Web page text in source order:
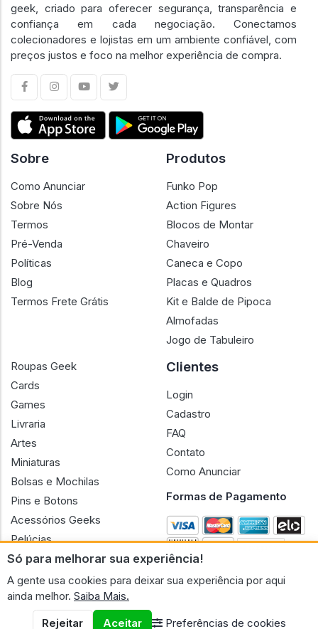
Só para melhorar sua experiência!
A gente usa cookies para deixar sua experiência por aqui
ainda melhor. Saiba Mais.
Rejeitar
Aceitar Preferências de cookies
geek, criado para oferecer segurança, transparência e
confiança em cada negociação. Conectamos
colecionadores e lojistas em um ambiente confiável, com
preços justos e foco na melhor experiência de compra.
Sobre
Como Anunciar
Sobre Nós
Termos
Pré-Venda
Políticas
Blog
Termos Frete Grátis
Produtos
Funko Pop
Action Figures
Blocos de Montar
Chaveiro
Caneca e Copo
Placas e Quadros
Kit e Balde de Pipoca
Almofadas
Jogo de Tabuleiro
Roupas Geek
Cards
Games
Livraria
Artes
Miniaturas
Bolsas e Mochilas
Pins e Botons
Acessórios Geeks
Pelúcias
Bonecas
Clientes
Login
Cadastro
FAQ
Contato
Como Anunciar
Formas de Pagamento